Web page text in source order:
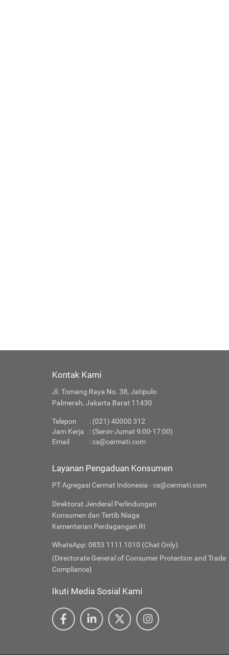
Kontak Kami
Jl. Tomang Raya No. 38, Jatipulo
Palmerah, Jakarta Barat 11430
Telepon
: (021) 40000 312
Jam Kerja
: (Senin-Jumat 9:00-17:00)
Email
:cs@cermati.com
Layanan Pengaduan Konsumen
PT Agregasi Cermat Indonesia - cs@cermati.com
Direktorat Jenderal Perlindungan
Konsumen dan Tertib Niaga
Kementerian Perdagangan RI
WhatsApp: 0853 1111 1010 (Chat Only)
(Directorate General of Consumer Protection and Trade
Compliance)
Ikuti Media Sosial Kami